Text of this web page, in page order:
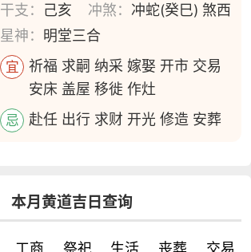
干支： 己亥 冲煞： 冲蛇(癸巳) 煞西
星神： 明堂三合
宜
祈福 求嗣 纳采 嫁娶 开市 交易
安床 盖屋 移徙 作灶
忌 赴任 出行 求财 开光 修造 安葬
本月黄道吉日查询
工商 祭祀 生活 丧葬 交易